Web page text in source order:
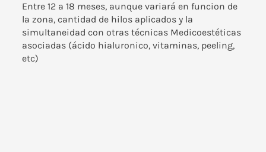
Entre 12 a 18 meses, aunque variará en funcion de
la zona, cantidad de hilos aplicados y la
simultaneidad con otras técnicas Medicoestéticas
asociadas (ácido hialuronico, vitaminas, peeling,
etc)